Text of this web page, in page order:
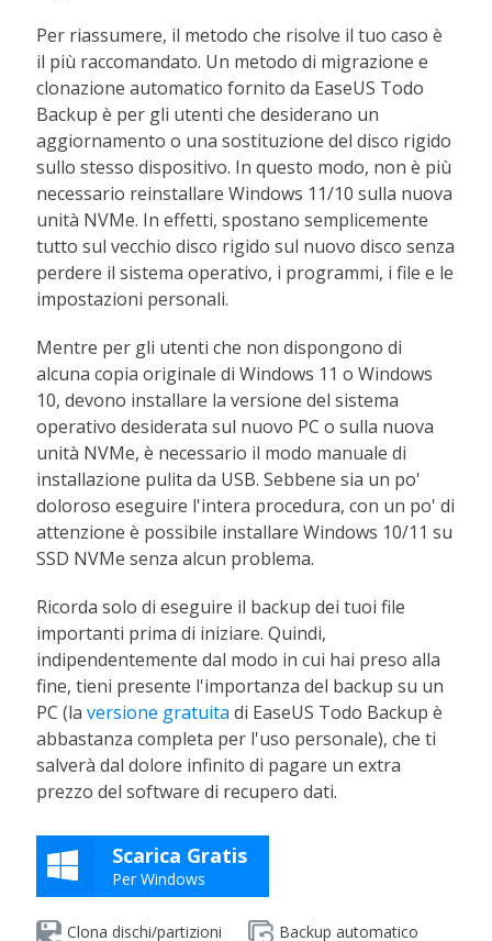
Per riassumere, il metodo che risolve il tuo caso è
il più raccomandato. Un metodo di migrazione e
clonazione automatico fornito da EaseUS Todo
Backup è per gli utenti che desiderano un
aggiornamento o una sostituzione del disco rigido
sullo stesso dispositivo. In questo modo, non è più
necessario reinstallare Windows 11/10 sulla nuova
unità NVMe. In effetti, spostano semplicemente
tutto sul vecchio disco rigido sul nuovo disco senza
perdere il sistema operativo, i programmi, i file e le
impostazioni personali.
Mentre per gli utenti che non dispongono di
alcuna copia originale di Windows 11 o Windows
10, devono installare la versione del sistema
operativo desiderata sul nuovo PC o sulla nuova
unità NVMe, è necessario il modo manuale di
installazione pulita da USB. Sebbene sia un po'
doloroso eseguire l'intera procedura, con un po' di
attenzione è possibile installare Windows 10/11 su
SSD NVMe senza alcun problema.
Ricorda solo di eseguire il backup dei tuoi file
importanti prima di iniziare. Quindi,
indipendentemente dal modo in cui hai preso alla
fine, tieni presente l'importanza del backup su un
PC (laversione gratuita di EaseUS Todo Backup è
abbastanza completa per l'uso personale), che ti
salverà dal dolore infinito di pagare un extra
prezzo del software di recupero dati.
Scarica Gratis
Per Windows
Clona dischi/partizioni Backup automatico